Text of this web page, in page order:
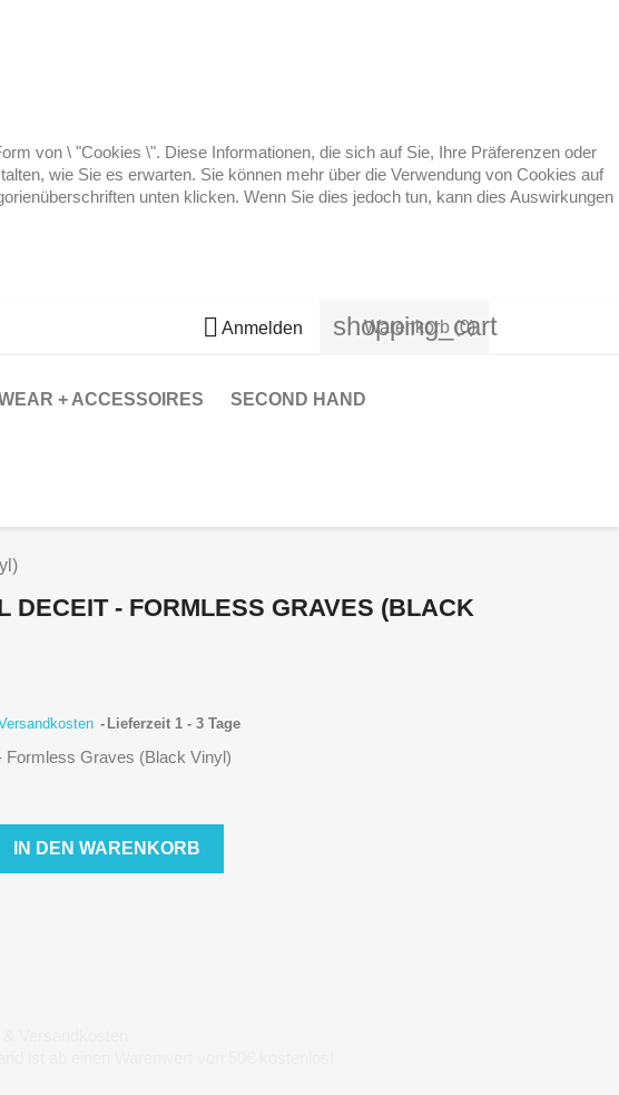
von \ "Cookies \". Diese Informationen, die sich auf Sie, Ihre Präferenzen oder
wie Sie es erwarten. Sie können mehr über die Verwendung von Cookies auf
unten klicken. Wenn Sie dies jedoch tun, kann dies Auswirkungen
 Anmelden shopping_cart
Warenkorb (0)
+ ACCESSOIRES SECOND HAND
DECEIT - FORMLESS GRAVES (BLACK
Lieferzeit 1 - 3 Tage
Formless Graves (Black Vinyl)
IN DEN WARENKORB